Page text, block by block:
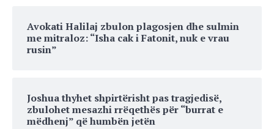
Avokati Halilaj zbulon plagosjen dhe sulmin
me mitraloz: “Isha cak i Fatonit, nuk e vrau
rusin”
Joshua thyhet shpirtërisht pas tragjedisë,
zbulohet mesazhi rrëqethës për “burrat e
mëdhenj” që humbën jetën